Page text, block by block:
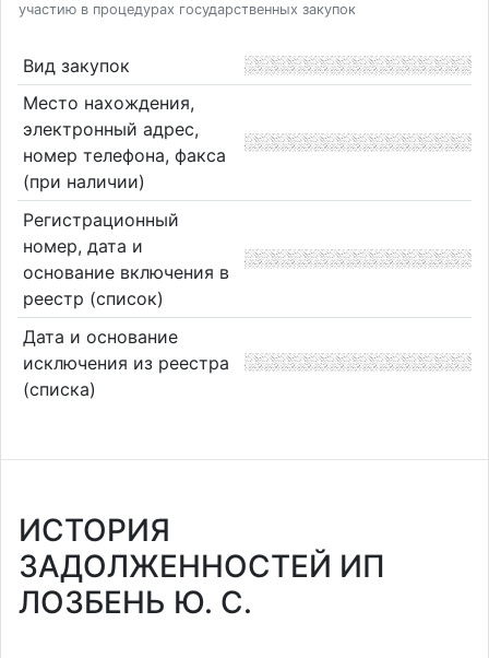
участию в процедурах государственных закупок
Вид закупок
Место нахождения,
электронный адрес,
номер телефона, факса
(при наличии)
Регистрационный
номер, дата и
основание включения в
реестр (список)
Дата и основание
исключения из реестра
(списка)
ИСТОРИЯ
ЗАДОЛЖЕННОСТЕЙ ИП
ЛОЗБЕНЬ Ю. С.